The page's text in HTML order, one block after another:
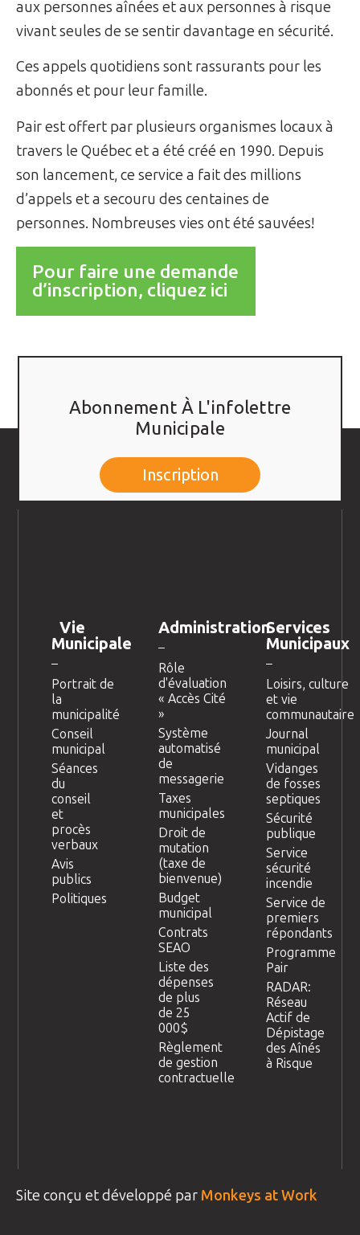
aux personnes aînées et aux personnes à risque
vivant seules de se sentir davantage en sécurité.
Ces appels quotidiens sont rassurants pour les
abonnés et pour leur famille.
Pair est offert par plusieurs organismes locaux à
travers le Québec et a été créé en 1990. Depuis
son lancement, ce service a fait des millions
d’appels et a secouru des centaines de
personnes. Nombreuses vies ont été sauvées!​
Pour faire une demande
d’inscription, cliquez ici
Abonnement À L'infolettre
Municipale
Inscription
Vie
Municipale
Portrait de
la
municipalité
Conseil
municipal
Séances
du
conseil
et
procès
verbaux
Avis
publics
Politiques
Administration
Rôle
d'évaluation
« Accès Cité
»
Système
automatisé
de
messagerie
Taxes
municipales
Droit de
mutation
(taxe de
bienvenue)
Budget
municipal
Contrats
SEAO
Liste des
dépenses
de plus
de 25
000$
Règlement
de gestion
contractuelle
Services
Municipaux
Loisirs, culture
et vie
communautaire
Journal
municipal
Vidanges
de fosses
septiques
Sécurité
publique
Service
sécurité
incendie
Service de
premiers
répondants
Programme
Pair
RADAR:
Réseau
Actif de
Dépistage
des Aînés
à Risque
Site conçu et développé par Monkeys at Work